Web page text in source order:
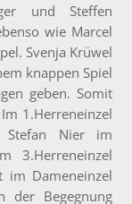
und Steffen
wie Marcel
Svenja Krüwel
knappen Spiel
geben. Somit
1.Herreneinzel
Nier im
3.Herreneinzel
im Dameneinzel
der Begegnung